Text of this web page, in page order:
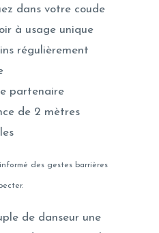
dans votre coude
à usage unique
régulièrement
partenaire
de 2 mètres
des gestes barrières
de danseur une